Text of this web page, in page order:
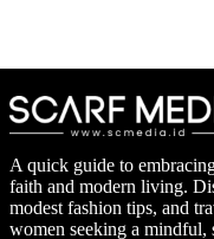
A quick guide to
faith and modern living.
modest fashion tips, and
women seeking a mindful,